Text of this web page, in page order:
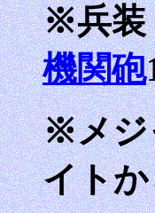
※兵装
機関砲
※メジ
イト